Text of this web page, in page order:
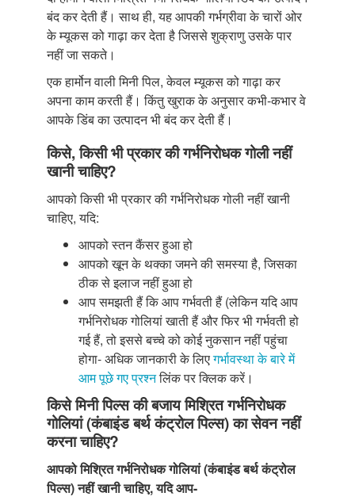
बंद कर देती हैं। साथ ही, यह आपकी गर्भग्रीवा के चारों ओर
के म्यूकस को गाढ़ा कर देता है जिससे शुक्राणु उसके पार
नहीं जा सकते।
एक हार्मोन वाली मिनी पिल, केवल म्यूकस को गाढ़ा कर
अपना काम करती हैं। किंतु खुराक के अनुसार कभी-कभार वे
आपके डिंब का उत्पादन भी बंद कर देती हैं।
किसे, किसी भी प्रकार की गर्भनिरोधक गोली नहीं
खानी चाहिए?
आपको किसी भी प्रकार की गर्भनिरोधक गोली नहीं खानी
चाहिए, यदि:
आपको स्तन कैंसर हुआ हो
आपको खून के थक्का जमने की समस्या है, जिसका
ठीक से इलाज नहीं हुआ हो
आप समझती हैं कि आप गर्भवती हैं (लेकिन यदि आप
गर्भनिरोधक गोलियां खाती हैं और फिर भी गर्भवती हो
गई हैं, तो इससे बच्चे को कोई नुकसान नहीं पहुंचा
होगा- अधिक जानकारी के लिएगर्भावस्था के बारे में
आम पूछे गए प्रश्नलिंक पर क्लिक करें।
किसे मिनी पिल्स की बजाय मिश्रित गर्भनिरोधक
गोलियां (कंबाइंड बर्थ कंट्रोल पिल्स) का सेवन नहीं
करना चाहिए?
आपको मिश्रित गर्भनिरोधक गोलियां (कंबाइंड बर्थ कंट्रोल
पिल्स) नहीं खानी चाहिए, यदि आप-